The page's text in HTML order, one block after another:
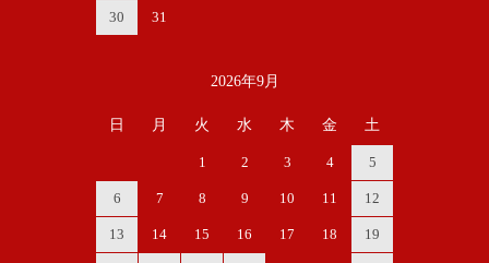
30 31
2026年9月
日 月 火 水 木 金 土
1 2 3 4 5
6 7 8 9 10 11 12
13 14 15 16 17 18 19